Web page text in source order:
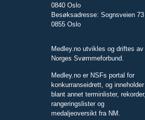
0840 Oslo
Besøksadresse: Sognsveien 73
0855 Oslo
Medley.no utvikles og driftes av
Norges Svømmeforbund.
Medley.no er NSFs portal for
konkurranseidrett, og inneholder
blant annet terminlister, rekorder,
rangeringslister og
medaljeoversikt fra NM.